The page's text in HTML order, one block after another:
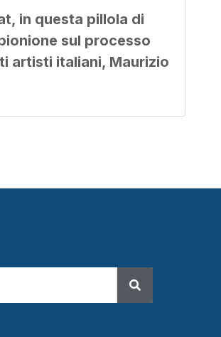
in questa pillola di
sul processo
artisti italiani, Maurizio